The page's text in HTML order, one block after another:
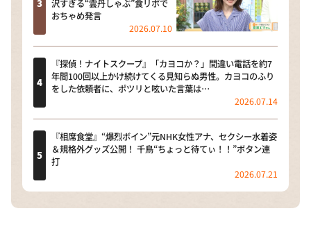
沢すぎる“雲丹しゃぶ”食リポで
おちゃめ発言
2026.07.10
『探偵！ナイトスクープ』「カヨコか？」間違い電話を約7
年間100回以上かけ続けてくる見知らぬ男性。カヨコのふり
をした依頼者に、ポツリと呟いた言葉は…
2026.07.14
『相席食堂』“爆烈ボイン”元NHK女性アナ、セクシー水着姿
＆規格外グッズ公開！ 千鳥“ちょっと待てぃ！！”ボタン連
打
2026.07.21